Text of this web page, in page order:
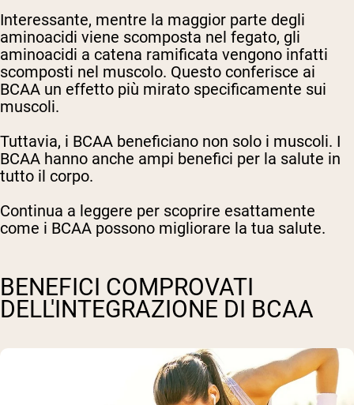
Interessante, mentre la maggior parte degli
aminoacidi viene scomposta nel fegato, gli
aminoacidi a catena ramificata vengono infatti
scomposti nel muscolo. Questo conferisce ai
BCAA un effetto più mirato specificamente sui
muscoli.
Tuttavia, i BCAA beneficiano non solo i muscoli. I
BCAA hanno anche ampi benefici per la salute in
tutto il corpo.
Continua a leggere per scoprire esattamente
come i BCAA possono migliorare la tua salute.
BENEFICI COMPROVATI
DELL'INTEGRAZIONE DI BCAA